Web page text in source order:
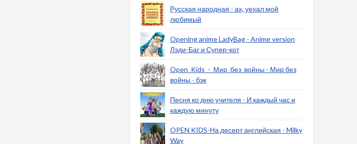
Русская народная - ах, уехал мой
любимый
Opening anime LadyBag - Anime version
Лэди-Баг и Супер-кот
Open_Kids_-_Мир_без_войны - Мир без
войны - бэк
Песня ко дню учителя - И каждый час и
каждую минуту
OPEN KIDS-На десерт английская - Milky
Way